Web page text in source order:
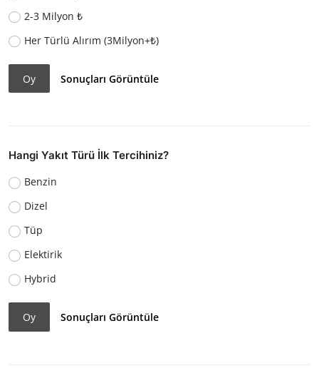
2-3 Milyon ₺
Her Türlü Alırım (3Milyon+₺)
Oy Sonuçları Görüntüle
Hangi Yakıt Türü İlk Tercihiniz?
Benzin
Dizel
Tüp
Elektirik
Hybrid
Oy Sonuçları Görüntüle